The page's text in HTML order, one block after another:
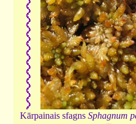
Kārpainais sfagns Sphagnum